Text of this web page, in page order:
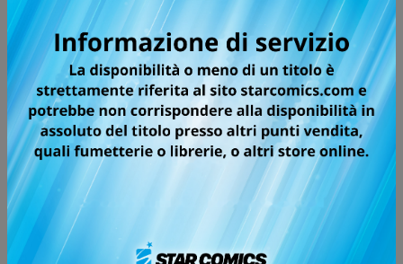
Tutti i fumetti per la
testata SHIN